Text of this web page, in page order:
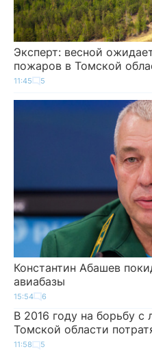
Эксперт: весной
пожаров в Томской
11:45 5
Константин Абашев
авиабазы
15:54 6
В 2016 году на борьбу
Томской области
11:58 5